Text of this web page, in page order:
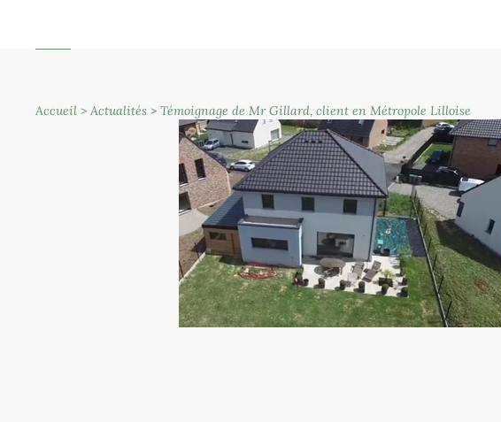
Accueil > Actualités > Témoignage de Mr Gillard, client en Métropole Lilloise